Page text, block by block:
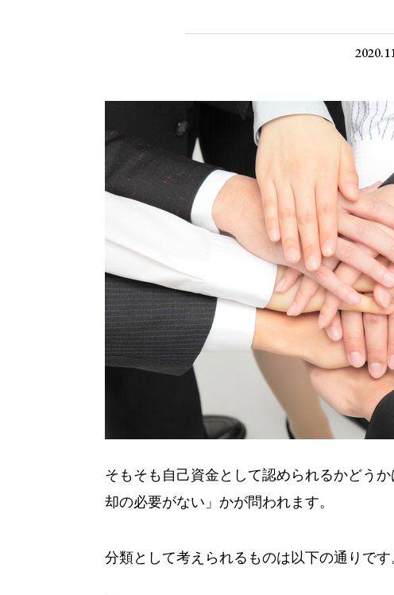
そもそも自己資金として認められるかどう
却の必要がない」かが問われます。
分類として考えられるものは以下の通りです